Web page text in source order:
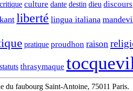
critique culture dante destin dieu discours
kant liberté lingua italiana
pratique proudhon raison
statuts thrasymaque
du faubourg Saint-Antoine, 75011 Paris.